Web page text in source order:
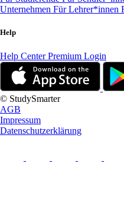
Unternehmen Für Lehrer*innen
Help
Help CenterPremium Login
© StudySmarter
AGB
Impressum
Datenschutzerklärung